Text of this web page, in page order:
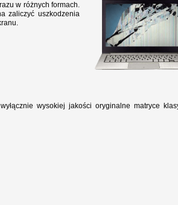
w różnych formach.
zaliczyć uszkodzenia
wysokiej jakości oryginalne matryce